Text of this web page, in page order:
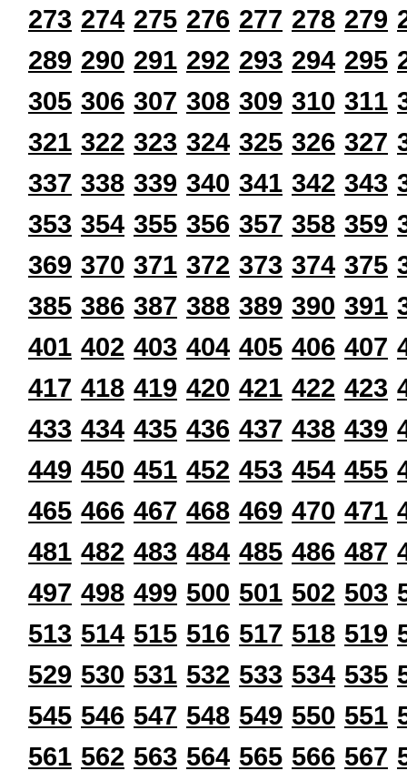
273 274 275 276 277 278 279
289 290 291 292 293 294 295
305 306 307 308 309 310 311
321 322 323 324 325 326 327
337 338 339 340 341 342 343
353 354 355 356 357 358 359
369 370 371 372 373 374 375
385 386 387 388 389 390 391
401 402 403 404 405 406 407
417 418 419 420 421 422 423
433 434 435 436 437 438 439
449 450 451 452 453 454 455
465 466 467 468 469 470 471
481 482 483 484 485 486 487
497 498 499 500 501 502 503
513 514 515 516 517 518 519
529 530 531 532 533 534 535
545 546 547 548 549 550 551
561 562 563 564 565 566 567